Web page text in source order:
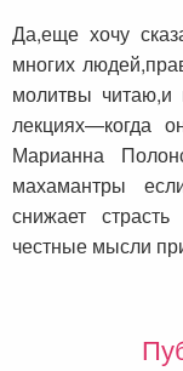
Да,еще хочу
многих
молитвы читаю,и
лекциях—когда
Марианна
махамантры
снижает
честные мысли